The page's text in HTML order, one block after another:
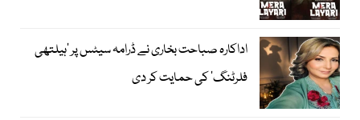
اداکارہ صباحت بخاری نے ڈرامہ سیٹس پر ’ہیلتھی
فلرٹنگ‘ کی حمایت کر دی